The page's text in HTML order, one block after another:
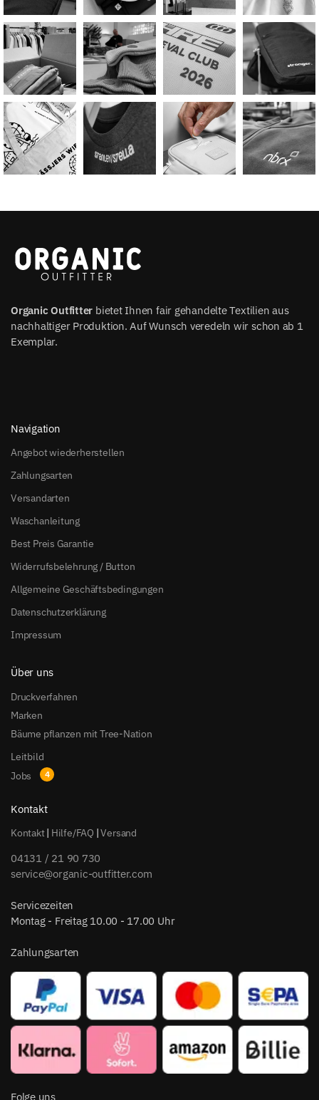
Organic Outfitter bietet Ihnen fair gehandelte Textilien aus
nachhaltiger Produktion. Auf Wunsch veredeln wir schon ab 1
Exemplar.
Navigation
Angebot wiederherstellen
Zahlungsarten
Versandarten
Waschanleitung
Best Preis Garantie
Widerrufsbelehrung / Button
Allgemeine Geschäftsbedingungen
Datenschutzerklärung
Impressum
Über uns
Druckverfahren
Marken
Bäume pflanzen mit Tree-Nation
Leitbild
Jobs
Kontakt
Kontakt| Hilfe/FAQ |Versand
04131 / 21 90 730
service@organic-outfitter.com
Servicezeiten
Montag - Freitag 10.00 - 17.00 Uhr
Zahlungsarten
Folge uns